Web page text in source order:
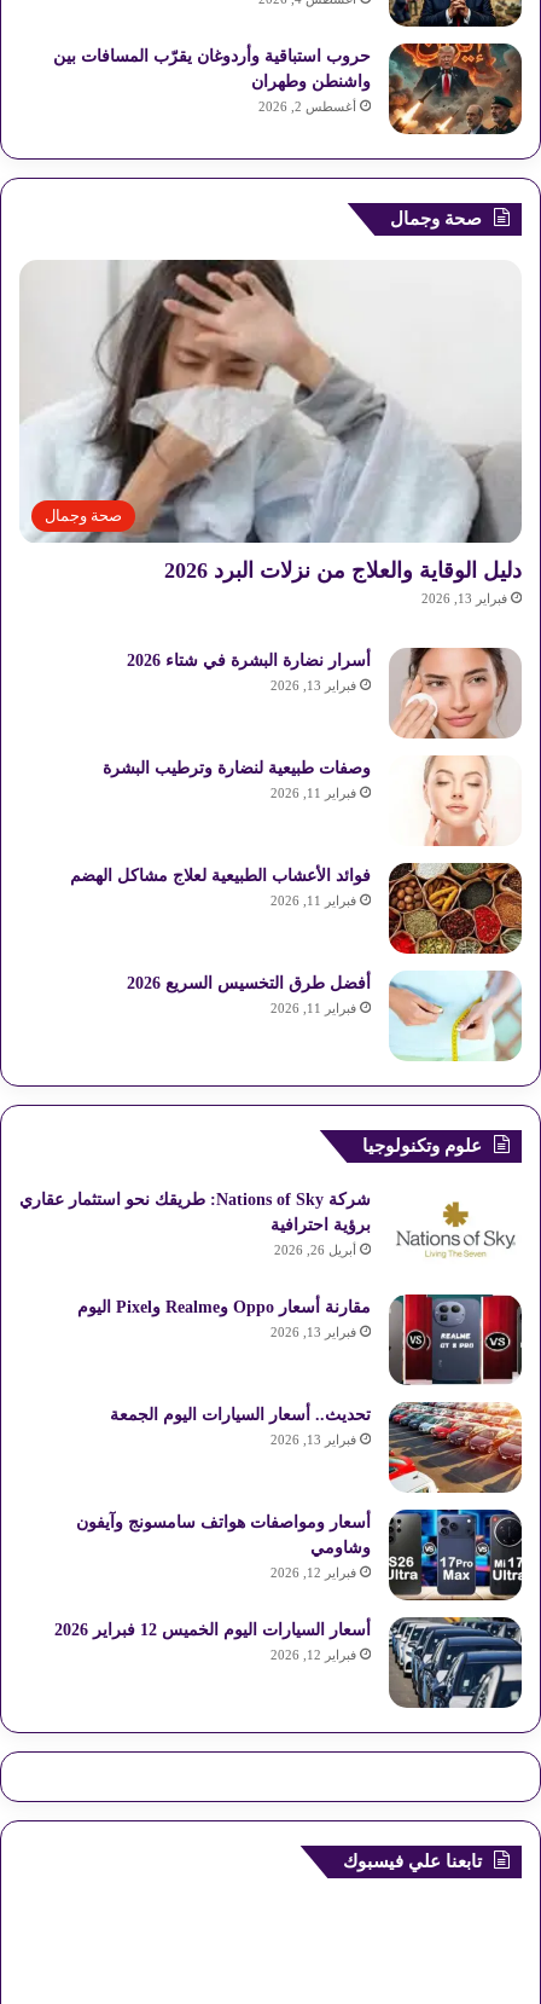
حروب استباقية وأردوغان يقرّب المسافات بين
واشنطن وطهران
أغسطس 2, 2026
صحة وجمال
صحة وجمال
دليل الوقاية والعلاج من نزلات البرد 2026
فبراير 13, 2026
أسرار نضارة البشرة في شتاء 2026
فبراير 13, 2026
وصفات طبيعية لنضارة وترطيب البشرة
فبراير 11, 2026
فوائد الأعشاب الطبيعية لعلاج مشاكل الهضم
فبراير 11, 2026
أفضل طرق التخسيس السريع 2026
فبراير 11, 2026
علوم وتكنولوجيا
شركة Nations of Sky: طريقك نحو استثمار عقاري
برؤية احترافية
أبريل 26, 2026
مقارنة أسعار Oppo وRealme وPixel اليوم
فبراير 13, 2026
تحديث.. أسعار السيارات اليوم الجمعة
فبراير 13, 2026
أسعار ومواصفات هواتف سامسونج وآيفون
وشاومي
فبراير 12, 2026
أسعار السيارات اليوم الخميس 12 فبراير 2026
فبراير 12, 2026
تابعنا علي فيسبوك